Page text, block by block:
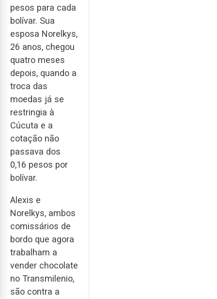
pesos para cada
bolívar. Sua
esposa Norelkys,
26 anos, chegou
quatro meses
depois, quando a
troca das
moedas já se
restringia à
Cúcuta e a
cotação não
passava dos
0,16 pesos por
bolívar.
Alexis e
Norelkys, ambos
comissários de
bordo que agora
trabalham a
vender chocolate
no Transmilenio,
são contra a